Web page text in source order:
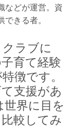
などが運営。資
きる者。
ラブに
育て経験
徴です。
支援があ
界に目を
較してみ